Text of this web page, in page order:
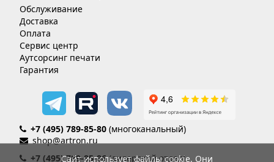
Обслуживание
Доставка
Оплата
Сервис центр
Аутсорсинг печати
Гарантия
+7 (495) 789-85-80 (многоканальный)
shop@artron.ru
+7 (495) 789-85-86(дилерский отдел)
Сайт использует файлы cookie. Они